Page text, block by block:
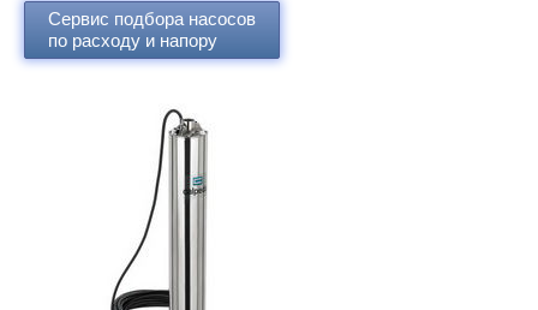
Сервис подбора насосов
по расходу и напору